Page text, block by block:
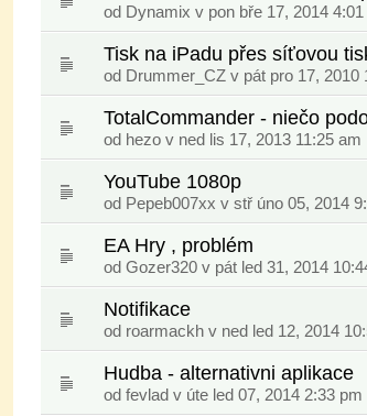
od Dynamix v pon bře 17, 2014 4:01
Tisk na iPadu přes síťovou
od Drummer_CZ v pát pro 17, 2010
TotalCommander - niečo
od hezo v ned lis 17, 2013 11:25 am
YouTube 1080p
od Pepeb007xx v stř úno 05, 2014
EA Hry , problém
od Gozer320 v pát led 31, 2014
Notifikace
od roarmackh v ned led 12, 2014
Hudba - alternativni aplikace
od fevlad v úte led 07, 2014 2:33 pm